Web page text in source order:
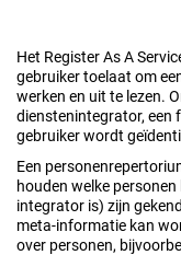
Het Register As A
gebruiker toelaat om
werken en uit te lezen.
dienstenintegrator, een
gebruiker wordt
Een
houden welke
integrator is) zijn
meta-informatie kan
over personen,